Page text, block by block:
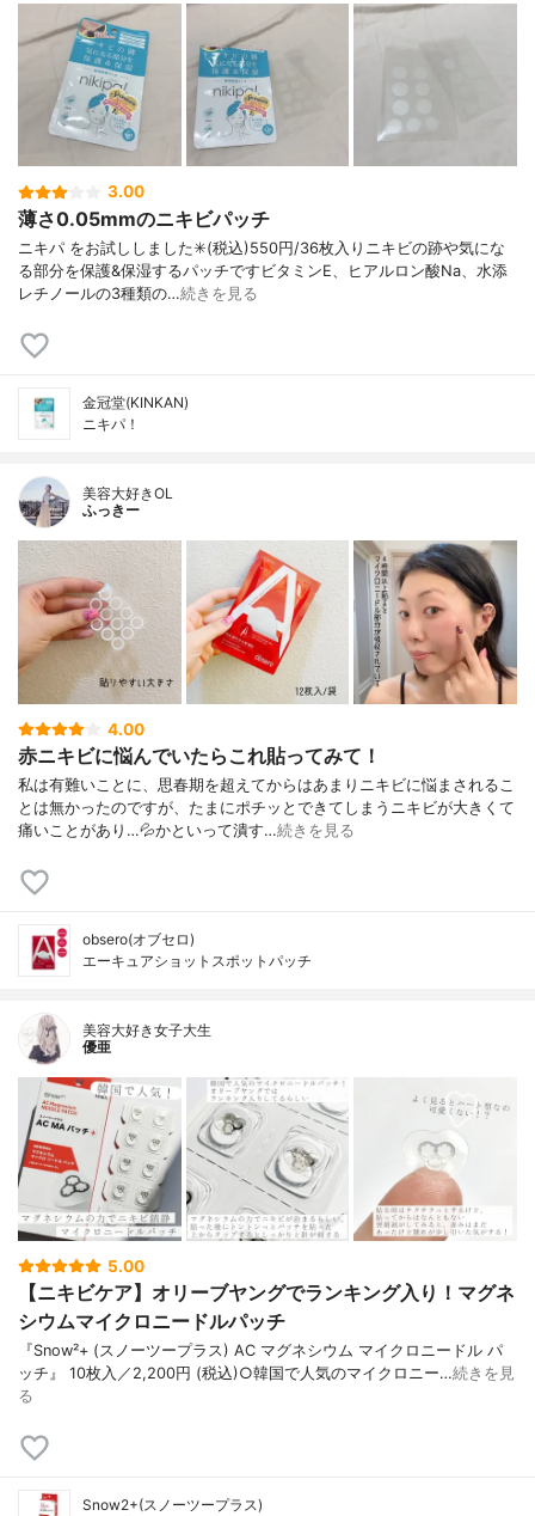
3.00
薄さ0.05mmのニキビパッチ
ニキパ をお試ししました✳︎(税込)550円/36枚入りニキビの跡や気にな
る部分を保護&保湿するパッチですビタミンE、ヒアルロン酸Na、水添
レチノールの3種類の…続きを見る
金冠堂(KINKAN)
ニキパ！
美容大好きOL
ふっきー
4.00
赤ニキビに悩んでいたらこれ貼ってみて！
私は有難いことに、思春期を超えてからはあまりニキビに悩まされるこ
とは無かったのですが、たまにポチッとできてしまうニキビが大きくて
痛いことがあり…💦かといって潰す…続きを見る
obsero(オブセロ)
エーキュアショットスポットパッチ
美容大好き女子大生
優亜
5.00
【ニキビケア】オリーブヤングでランキング入り！マグネ
シウムマイクロニードルパッチ
『Snow²+ (スノーツープラス) AC マグネシウム マイクロニードル パ
ッチ』 10枚入／2,200円 (税込)○韓国で人気のマイクロニー…続きを見
る
Snow2+(スノーツープラス)